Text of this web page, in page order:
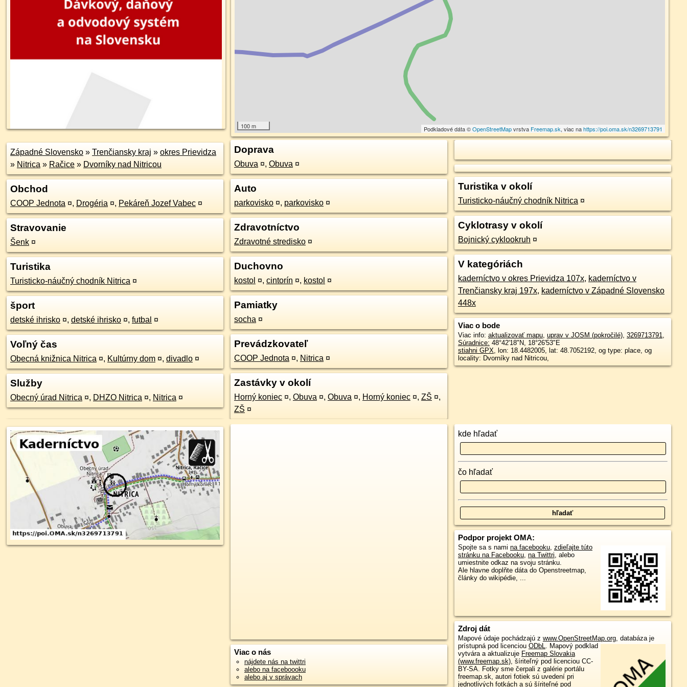
100 m Podkladové dáta ©OpenStreetMapvrstva Freemap.sk, viac nahttps://poi.oma.sk/n3269713791
Západné Slovensko » Trenčiansky kraj » okres Prievidza
» Nitrica » Račice » Dvorníky nad Nitricou
Obchod
COOP Jednota ¤, Drogéria ¤, Pekáreň Jozef Vabec ¤
Stravovanie
Šenk ¤
Turistika
Turisticko-náučný chodník Nitrica ¤
šport
detské ihrisko ¤, detské ihrisko ¤, futbal ¤
Voľný čas
Obecná knižnica Nitrica ¤, Kultúrny dom ¤, divadlo ¤
Služby
Obecný úrad Nitrica ¤, DHZO Nitrica ¤, Nitrica ¤
Doprava
Obuva ¤, Obuva ¤
Auto
parkovisko ¤, parkovisko ¤
Zdravotníctvo
Zdravotné stredisko ¤
Duchovno
kostol ¤, cintorín ¤, kostol ¤
Pamiatky
socha ¤
Prevádzkovateľ
COOP Jednota ¤, Nitrica ¤
Zastávky v okolí
Horný koniec ¤, Obuva ¤, Obuva ¤, Horný koniec ¤, ZŠ ¤,
ZŠ ¤
Turistika v okolí
Turisticko-náučný chodník Nitrica ¤
Cyklotrasy v okolí
Bojnický cyklookruh ¤
V kategóriách
kaderníctvo v okres Prievidza 107x, kaderníctvo v
Trenčiansky kraj 197x, kaderníctvo v Západné Slovensko
448x
Viac o bode
Viac info: aktualizovať mapu, uprav v JOSM (pokročilé), 3269713791,
Súradnice: 48°42'18"N, 18°26'53"E
stiahni GPX, lon: 18.4482005, lat: 48.7052192, og type: place, og
locality: Dvorníky nad Nitricou,
Viac o nás
nájdete nás na twittri
alebo na faceboooku
alebo aj v správach
kde hľadať
čo hľadať
Podpor projekt OMA:
Spojte sa s nami na facebooku, zdieľajte túto
stránku na Facebooku, na Twittri, alebo
umiestnite odkaz na svoju stránku.
Ale hlavne doplňte dáta do Openstreetmap,
články do wikipédie, ...
Zdroj dát
Mapové údaje pochádzajú z www.OpenStreetMap.org, databáza je
prístupná pod licenciou ODbL. Mapový podklad
vytvára a aktualizuje Freemap Slovakia
(www.freemap.sk), šíriteľný pod licenciou CC-
BY-SA. Fotky sme čerpali z galérie portálu
freemap.sk, autori fotiek sú uvedení pri
jednotlivých fotkách a sú šíriteľné pod